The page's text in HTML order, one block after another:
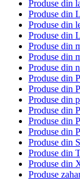
Produse din
Produse din
Produse din
Produse din
Produse din
Produse din
Produse din
Produse din
Produse din
Produse din
Produse din
Produse din
Produse din
Produse din
Produse din
Produse din
Produse